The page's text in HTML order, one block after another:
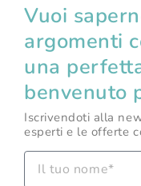
Vuoi
argomenti
una
benvenuto
Iscrivendoti alla
esperti e le offerte